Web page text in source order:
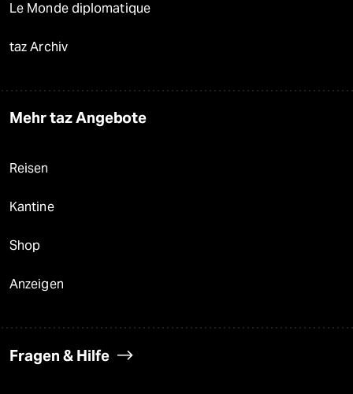
Le Monde diplomatique
taz Archiv
Mehr taz Angebote
Reisen
Kantine
Shop
Anzeigen
Fragen & Hilfe